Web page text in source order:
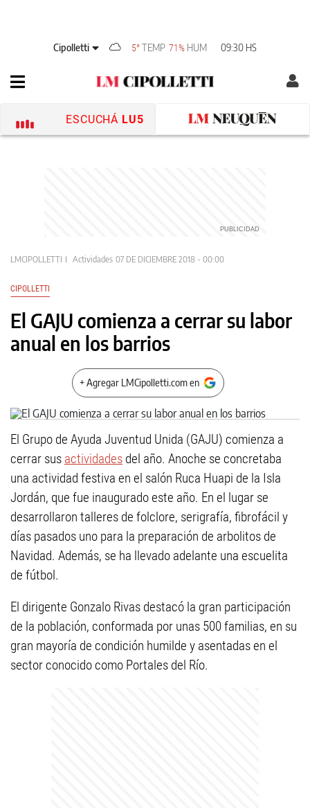
Cipolletti 5° TEMP 71% HUM 09:30 HS
ESCUCHÁ LU5
LMCIPOLLETTI Actividades 07 DE DICIEMBRE 2018 - 00:00
CIPOLLETTI
El GAJU comienza a cerrar su labor
anual en los barrios
+ Agregar LMCipolletti.com en
El Grupo de Ayuda Juventud Unida (GAJU) comienza a
cerrar sus actividades del año. Anoche se concretaba
una actividad festiva en el salón Ruca Huapi de la Isla
Jordán, que fue inaugurado este año. En el lugar se
desarrollaron talleres de folclore, serigrafía, fibrofácil y
días pasados uno para la preparación de arbolitos de
Navidad. Además, se ha llevado adelante una escuelita
de fútbol.
El dirigente Gonzalo Rivas destacó la gran participación
de la población, conformada por unas 500 familias, en su
gran mayoría de condición humilde y asentadas en el
sector conocido como Portales del Río.